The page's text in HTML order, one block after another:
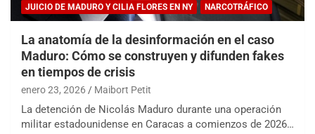
JUICIO DE MADURO Y CILIA FLORES EN NY NARCOTRÁFICO
La anatomía de la desinformación en el caso
Maduro: Cómo se construyen y difunden fakes
en tiempos de crisis
enero 23, 2026 Maibort Petit
La detención de Nicolás Maduro durante una operación
militar estadounidense en Caracas a comienzos de 2026…